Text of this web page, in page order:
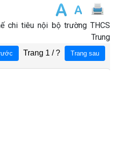
chi tiêu nội bộ trường THCS